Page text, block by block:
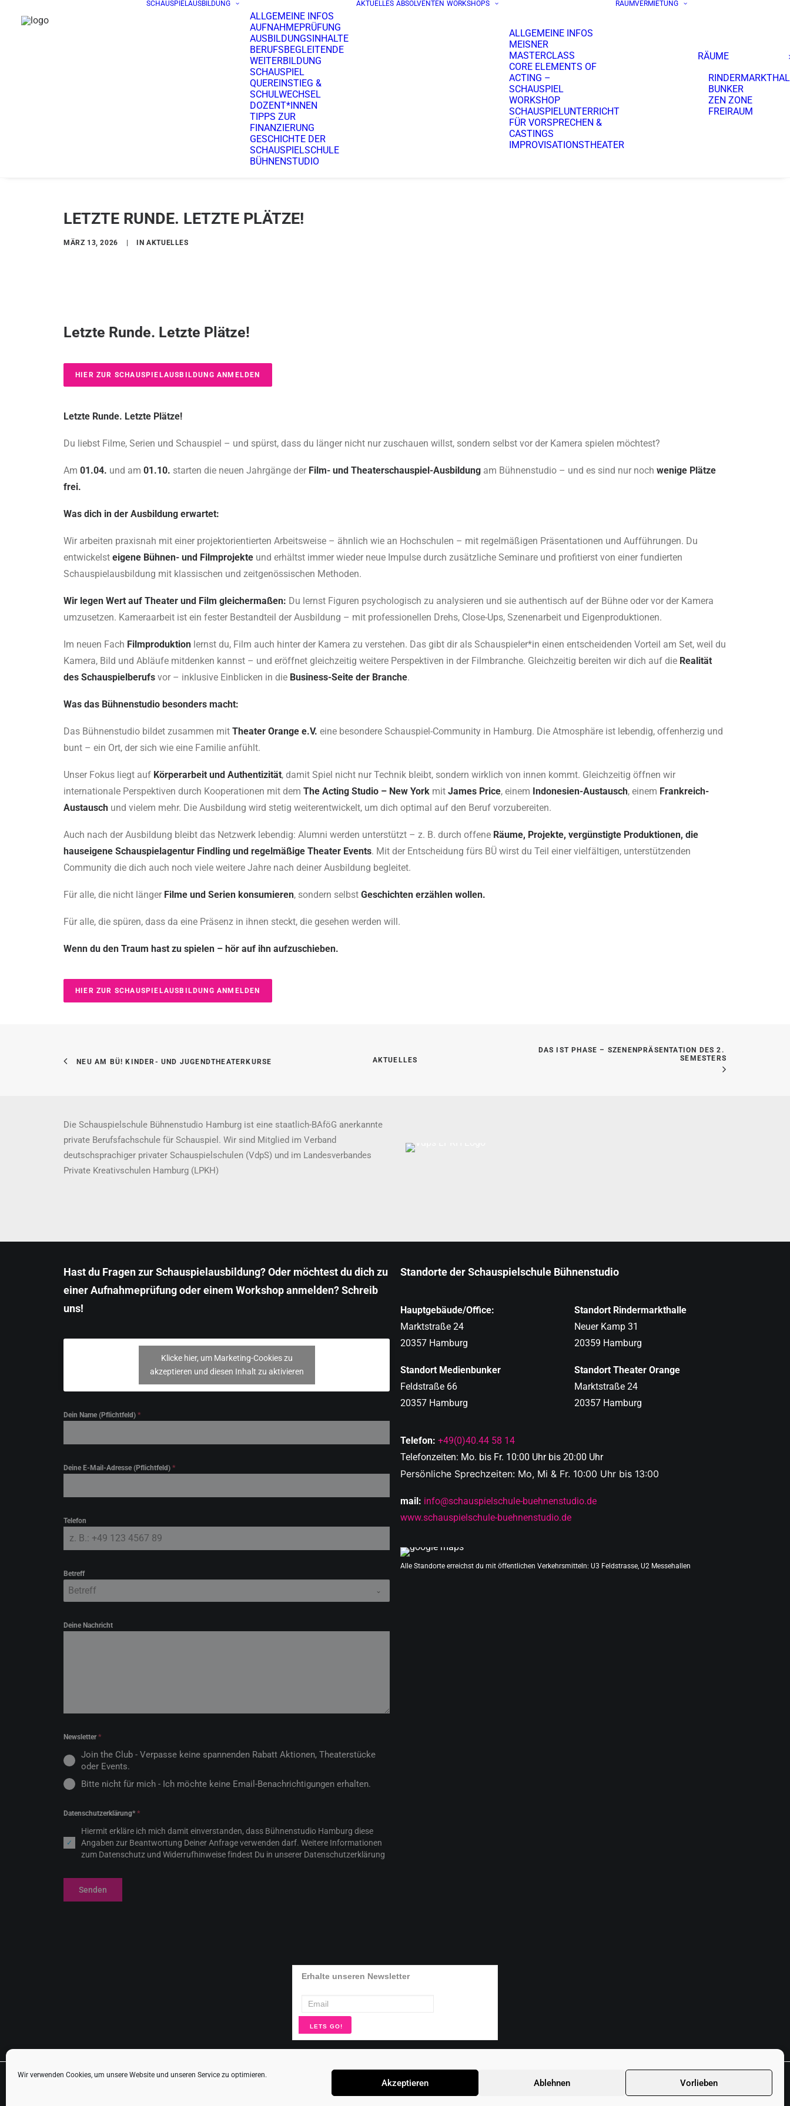
Wir verwenden Cookies, um unsere Website und unseren Service zu optimieren.
Akzeptieren Ablehnen Vorlieben
SCHAUSPIELAUSBILDUNG
ALLGEMEINE INFOS
AUFNAHMEPRÜFUNG
AUSBILDUNGSINHALTE
BERUFSBEGLEITENDE
WEITERBILDUNG
SCHAUSPIEL
QUEREINSTIEG &
SCHULWECHSEL
DOZENT*INNEN
TIPPS ZUR
FINANZIERUNG
GESCHICHTE DER
SCHAUSPIELSCHULE
BÜHNENSTUDIO
AKTUELLES ABSOLVENTEN WORKSHOPS
ALLGEMEINE INFOS
MEISNER
MASTERCLASS
CORE ELEMENTS OF
ACTING –
SCHAUSPIEL
WORKSHOP
SCHAUSPIELUNTERRICHT
FÜR VORSPRECHEN &
CASTINGS
IMPROVISATIONSTHEATER
RAUMVERMIETUNG
RÄUME
BUNKER
ZEN ZONE
FREIRAUM
LETZTE RUNDE. LETZTE PLÄTZE!
MÄRZ 13, 2026 INAKTUELLES
Letzte Runde. Letzte Plätze!
HIER ZUR SCHAUSPIELAUSBILDUNG ANMELDEN
Letzte Runde. Letzte Plätze!
Du liebst Filme, Serien und Schauspiel – und spürst, dass du länger nicht nur zuschauen willst, sondern selbst vor der Kamera spielen möchtest?
Am 01.04. und am 01.10. starten die neuen Jahrgänge der Film- und Theaterschauspiel-Ausbildung am Bühnenstudio – und es sind nur noch wenige Plätze
frei.
Was dich in der Ausbildung erwartet:
Wir arbeiten praxisnah mit einer projektorientierten Arbeitsweise – ähnlich wie an Hochschulen – mit regelmäßigen Präsentationen und Aufführungen. Du
entwickelst eigene Bühnen- und Filmprojekte und erhältst immer wieder neue Impulse durch zusätzliche Seminare und profitierst von einer fundierten
Schauspielausbildung mit klassischen und zeitgenössischen Methoden.
Wir legen Wert auf Theater und Film gleichermaßen: Du lernst Figuren psychologisch zu analysieren und sie authentisch auf der Bühne oder vor der Kamera
umzusetzen. Kameraarbeit ist ein fester Bestandteil der Ausbildung – mit professionellen Drehs, Close-Ups, Szenenarbeit und Eigenproduktionen.
Im neuen Fach Filmproduktion lernst du, Film auch hinter der Kamera zu verstehen. Das gibt dir als Schauspieler*in einen entscheidenden Vorteil am Set, weil du
Kamera, Bild und Abläufe mitdenken kannst – und eröffnet gleichzeitig weitere Perspektiven in der Filmbranche. Gleichzeitig bereiten wir dich auf die Realität
des Schauspielberufs vor – inklusive Einblicken in die Business-Seite der Branche.
Was das Bühnenstudio besonders macht:
Das Bühnenstudio bildet zusammen mit Theater Orange e.V. eine besondere Schauspiel-Community in Hamburg. Die Atmosphäre ist lebendig, offenherzig und
bunt – ein Ort, der sich wie eine Familie anfühlt.
Unser Fokus liegt auf Körperarbeit und Authentizität, damit Spiel nicht nur Technik bleibt, sondern wirklich von innen kommt. Gleichzeitig öffnen wir
internationale Perspektiven durch Kooperationen mit dem The Acting Studio – New York mit James Price, einem Indonesien-Austausch, einem Frankreich-
Austausch und vielem mehr. Die Ausbildung wird stetig weiterentwickelt, um dich optimal auf den Beruf vorzubereiten.
Auch nach der Ausbildung bleibt das Netzwerk lebendig: Alumni werden unterstützt – z. B. durch offene Räume, Projekte, vergünstigte Produktionen, die
hauseigene Schauspielagentur Findling und regelmäßige Theater Events. Mit der Entscheidung fürs BÜ wirst du Teil einer vielfältigen, unterstützenden
Community die dich auch noch viele weitere Jahre nach deiner Ausbildung begleitet.
Für alle, die nicht länger Filme und Serien konsumieren, sondern selbst Geschichten erzählen wollen.
Für alle, die spüren, dass da eine Präsenz in ihnen steckt, die gesehen werden will.
Wenn du den Traum hast zu spielen – hör auf ihn aufzuschieben.
HIER ZUR SCHAUSPIELAUSBILDUNG ANMELDEN
NEU AM BÜ! KINDER- UND JUGENDTHEATERKURSE AKTUELLES
DAS IST PHASE – SZENENPRÄSENTATION DES 2.
SEMESTERS
Die Schauspielschule Bühnenstudio Hamburg ist eine staatlich-BAföG anerkannte
private Berufsfachschule für Schauspiel. Wir sind Mitglied im Verband
deutschsprachiger privater Schauspielschulen (VdpS) und im Landesverbandes
Private Kreativschulen Hamburg (LPKH)
Hast du Fragen zur Schauspielausbildung? Oder möchtest du dich zu
einer Aufnahmeprüfung oder einem Workshop anmelden? Schreib
uns!
Klicke hier, um Marketing-Cookies zu
akzeptieren und diesen Inhalt zu aktivieren
Dein Name (Pflichtfeld) *
Deine E-Mail-Adresse (Pflichtfeld) *
Telefon
Betreff
Betreff
Deine Nachricht
Newsletter*
Join the Club - Verpasse keine spannenden Rabatt Aktionen, Theaterstücke
oder Events.
Bitte nicht für mich - Ich möchte keine Email-Benachrichtigungen erhalten.
Datenschutzerklärung* *
Hiermit erkläre ich mich damit einverstanden, dass Bühnenstudio Hamburg diese
Angaben zur Beantwortung Deiner Anfrage verwenden darf. Weitere Informationen
zum Datenschutz und Widerrufhinweise findest Du in unserer Datenschutzerklärung
Senden
Standorte der Schauspielschule Bühnenstudio
Hauptgebäude/Office:
Marktstraße 24
20357 Hamburg
Standort Medienbunker
Feldstraße 66
20357 Hamburg
Standort Rindermarkthalle
Neuer Kamp 31
20359 Hamburg
Standort Theater Orange
Marktstraße 24
20357 Hamburg
Telefon: +49(0)40.44 58 14
Telefonzeiten: Mo. bis Fr. 10:00 Uhr bis 20:00 Uhr
Persönliche Sprechzeiten: Mo, Mi & Fr. 10:00 Uhr bis 13:00
mail: info@schauspielschule-buehnenstudio.de
www.schauspielschule-buehnenstudio.de
Alle Standorte erreichst du mit öffentlichen Verkehrsmitteln: U3 Feldstrasse, U2 Messehallen
Erhalte unseren Newsletter
Datenschutz